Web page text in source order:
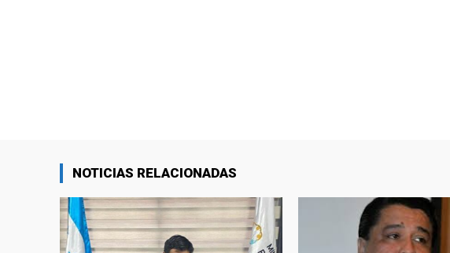
NOTICIAS RELACIONADAS